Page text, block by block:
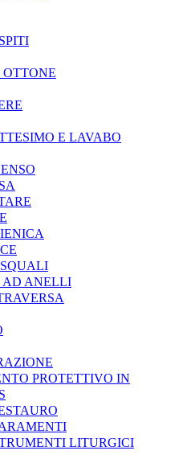
E LAVABO
AD ANELLI
PROTETTIVO IN
LITURGICI